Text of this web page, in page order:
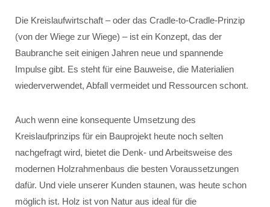
Die Kreislaufwirtschaft – oder das Cradle-to-Cradle-Prinzip
(von der Wiege zur Wiege) – ist ein Konzept, das der
Baubranche seit einigen Jahren neue und spannende
Impulse gibt. Es steht für eine Bauweise, die Materialien
wiederverwendet, Abfall vermeidet und Ressourcen schont.
Auch wenn eine konsequente Umsetzung des
Kreislaufprinzips für ein Bauprojekt heute noch selten
nachgefragt wird, bietet die Denk- und Arbeitsweise des
modernen Holzrahmenbaus die besten Voraussetzungen
dafür. Und viele unserer Kunden staunen, was heute schon
möglich ist. Holz ist von Natur aus ideal für die